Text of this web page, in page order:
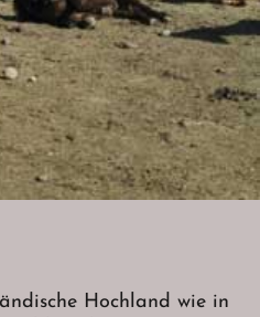
Hochland wie in